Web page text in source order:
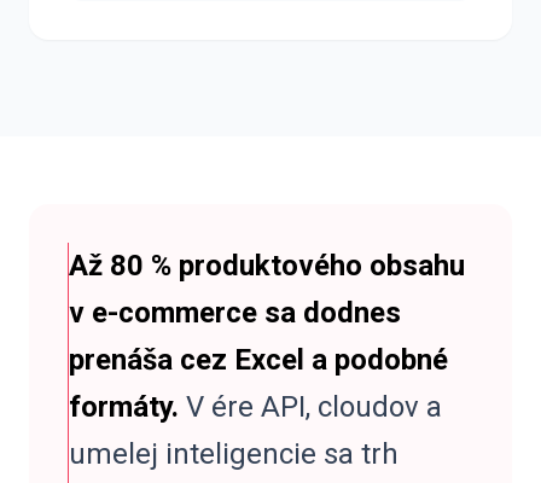
Až 80 % produktového obsahu
v e-commerce sa dodnes
prenáša cez Excel a podobné
formáty. V ére API, cloudov a
umelej inteligencie sa trh